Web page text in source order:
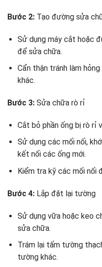
Bước 2: Tạo đường sửa
Sử dụng máy cắt hoặc
để sửa chữa.
Cẩn thận tránh làm
khác.
Bước 3: Sửa chữa rò rỉ
Cắt bỏ phần ống bị rò rỉ
Sử dụng các mối nối,
kết nối các ống mới.
Kiểm tra kỹ các mối nối
Bước 4: Lắp đặt lại tường
Sử dụng vữa hoặc keo
sửa chữa.
Trám lại tấm tường
tường khác.